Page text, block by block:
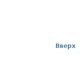
Вверх